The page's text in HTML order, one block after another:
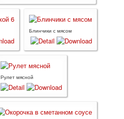
Блинчики с мясом
Рулет мясной